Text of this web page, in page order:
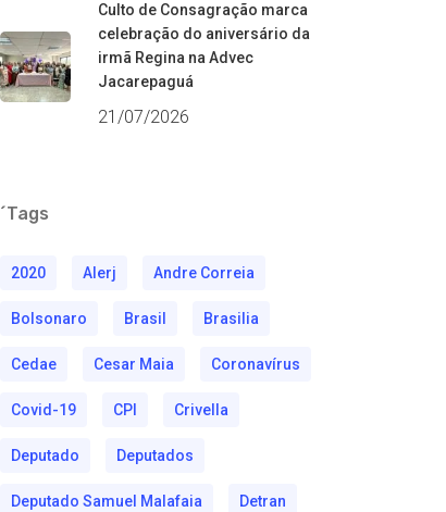
Culto de Consagração marca
celebração do aniversário da
irmã Regina na Advec
Jacarepaguá
21/07/2026
´Tags
2020 Alerj Andre Correia
Bolsonaro Brasil Brasilia
Cedae Cesar Maia Coronavírus
Covid-19 CPI Crivella
Deputado Deputados
Deputado Samuel Malafaia Detran